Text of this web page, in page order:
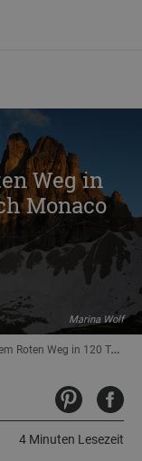
Weg in
Monaco
Marina Wolf
in 120 Tagen von Triest nach Monaco
4 Minuten Lesezeit